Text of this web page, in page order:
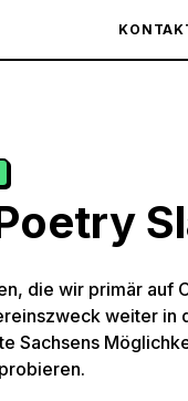
die wir primär auf
weiter in
Sachsens